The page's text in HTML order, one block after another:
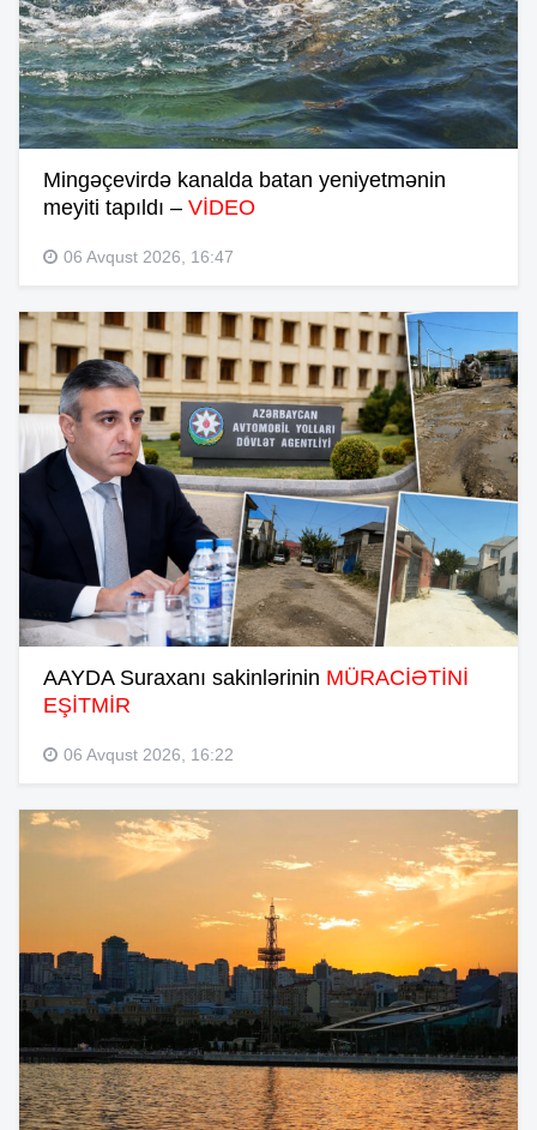
Mingəçevirdə kanalda batan yeniyetmənin
meyiti tapıldı – VİDEO
06 Avqust 2026, 16:47
AAYDA Suraxanı sakinlərinin MÜRACİƏTİNİ
EŞİTMİR
06 Avqust 2026, 16:22